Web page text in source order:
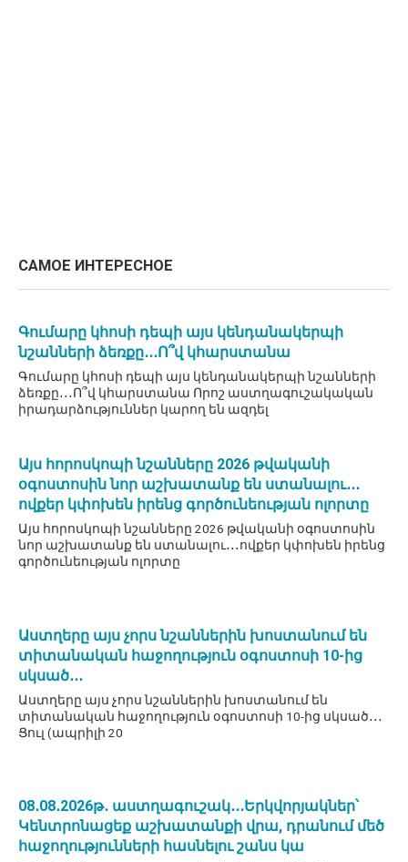
САМОЕ ИНТЕРЕСНОЕ
Գումարը կհոսի դեպի այս կենդանակերպի
նշանների ձեռքը․․․Ո՞վ կհարստանա
Գումարը կհոսի դեպի այս կենդանակերպի նշանների
ձեռքը․․․Ո՞վ կհարստանա Որոշ աստղագուշակական
իրադարձություններ կարող են ազդել
Այս հորոսկոպի նշանները 2026 թվականի
օգոստոսին նոր աշխատանք են ստանալու․․․
ովքեր կփոխեն իրենց գործունեության ոլորտը
Այս հորոսկոպի նշանները 2026 թվականի օգոստոսին
նոր աշխատանք են ստանալու․․․ովքեր կփոխեն իրենց
գործունեության ոլորտը
Աստղերը այս չորս նշաններին խոստանում են
տիտանական հաջողություն օգոստոսի 10-ից
սկսած․․․
Աստղերը այս չորս նշաններին խոստանում են
տիտանական հաջողություն օգոստոսի 10-ից սկսած․․․
Ցուլ (ապրիլի 20
08․08․2026թ․ աստղագուշակ․․․Երկվորյակներ՝
Կենտրոնացեք աշխատանքի վրա, դրանում մեծ
հաջողությունների հասնելու շանս կա